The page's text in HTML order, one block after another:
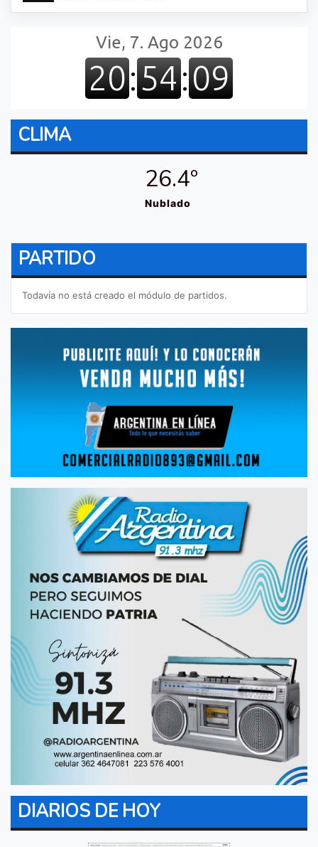
CLIMA
26.4º
Nublado
PARTIDO
Todavía no está creado el módulo de partidos.
DIARIOS DE HOY